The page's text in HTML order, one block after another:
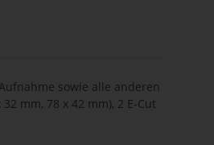
sowie alle anderen
mm, 78 x 42 mm), 2 E-Cut